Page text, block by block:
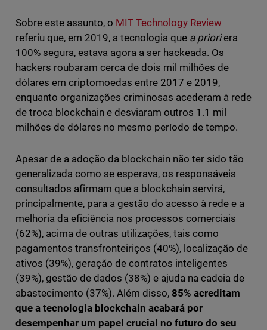
Sobre este assunto, o MIT Technology Review
referiu que, em 2019, a tecnologia que a prioriera
100% segura, estava agora a ser hackeada. Os
hackers roubaram cerca de dois mil milhões de
dólares em criptomoedas entre 2017 e 2019,
enquanto organizações criminosas acederam à rede
de troca blockchain e desviaram outros 1.1 mil
milhões de dólares no mesmo período de tempo.
Apesar de a adoção da blockchain não ter sido tão
generalizada como se esperava, os responsáveis
consultados afirmam que a blockchain servirá,
principalmente, para a gestão do acesso à rede e a
melhoria da eficiência nos processos comerciais
(62%), acima de outras utilizações, tais como
pagamentos transfronteiriços (40%), localização de
ativos (39%), geração de contratos inteligentes
(39%), gestão de dados (38%) e ajuda na cadeia de
abastecimento (37%). Além disso, 85% acreditam
que a tecnologia blockchain acabará por
desempenhar um papel crucial no futuro do seu